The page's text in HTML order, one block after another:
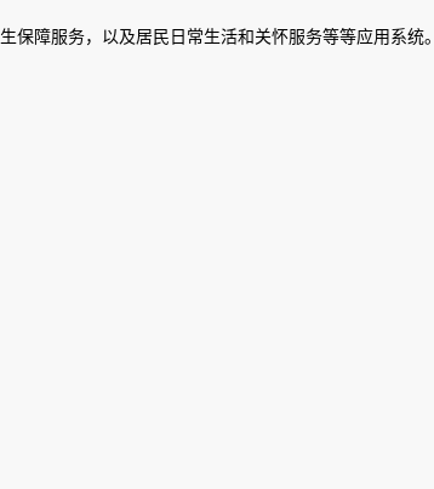
障服务，以及居民日常生活和关怀服务等等应用系统。